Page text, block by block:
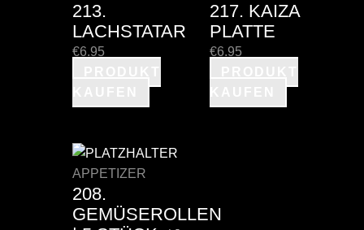
213.
LACHSTATAR
€6.95
217. KAIZA
PLATTE
€6.95
APPETIZER
208.
GEMÜSEROLLEN